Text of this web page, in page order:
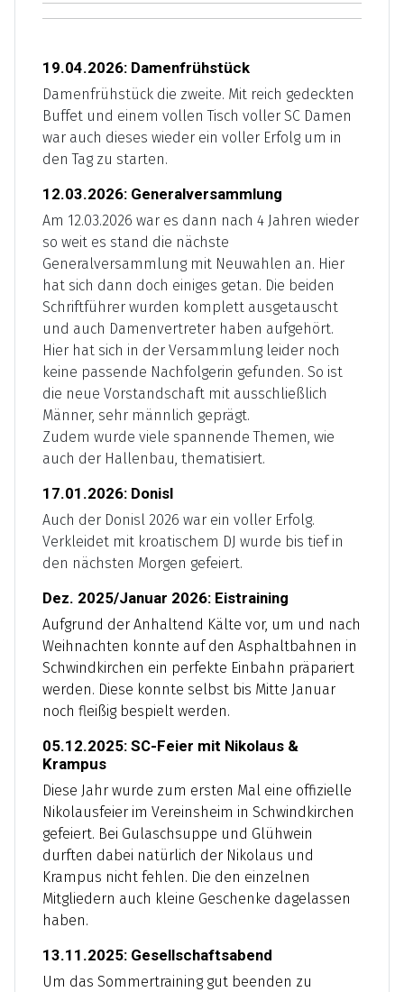
19.04.2026: Damenfrühstück
Damenfrühstück die zweite. Mit reich gedeckten
Buffet und einem vollen Tisch voller SC Damen
war auch dieses wieder ein voller Erfolg um in
den Tag zu starten.
12.03.2026: Generalversammlung
Am 12.03.2026 war es dann nach 4 Jahren wieder
so weit es stand die nächste
Generalversammlung mit Neuwahlen an. Hier
hat sich dann doch einiges getan. Die beiden
Schriftführer wurden komplett ausgetauscht
und auch Damenvertreter haben aufgehört.
Hier hat sich in der Versammlung leider noch
keine passende Nachfolgerin gefunden. So ist
die neue Vorstandschaft mit ausschließlich
Männer, sehr männlich geprägt.
Zudem wurde viele spannende Themen, wie
auch der Hallenbau, thematisiert.
17.01.2026: Donisl
Auch der Donisl 2026 war ein voller Erfolg.
Verkleidet mit kroatischem DJ wurde bis tief in
den nächsten Morgen gefeiert.
Dez. 2025/Januar 2026: Eistraining
Aufgrund der Anhaltend Kälte vor, um und nach
Weihnachten konnte auf den Asphaltbahnen in
Schwindkirchen ein perfekte Einbahn präpariert
werden. Diese konnte selbst bis Mitte Januar
noch fleißig bespielt werden.
05.12.2025: SC-Feier mit Nikolaus &
Krampus
Diese Jahr wurde zum ersten Mal eine offizielle
Nikolausfeier im Vereinsheim in Schwindkirchen
gefeiert. Bei Gulaschsuppe und Glühwein
durften dabei natürlich der Nikolaus und
Krampus nicht fehlen. Die den einzelnen
Mitgliedern auch kleine Geschenke dagelassen
haben.
13.11.2025: Gesellschaftsabend
Um das Sommertraining gut beenden zu